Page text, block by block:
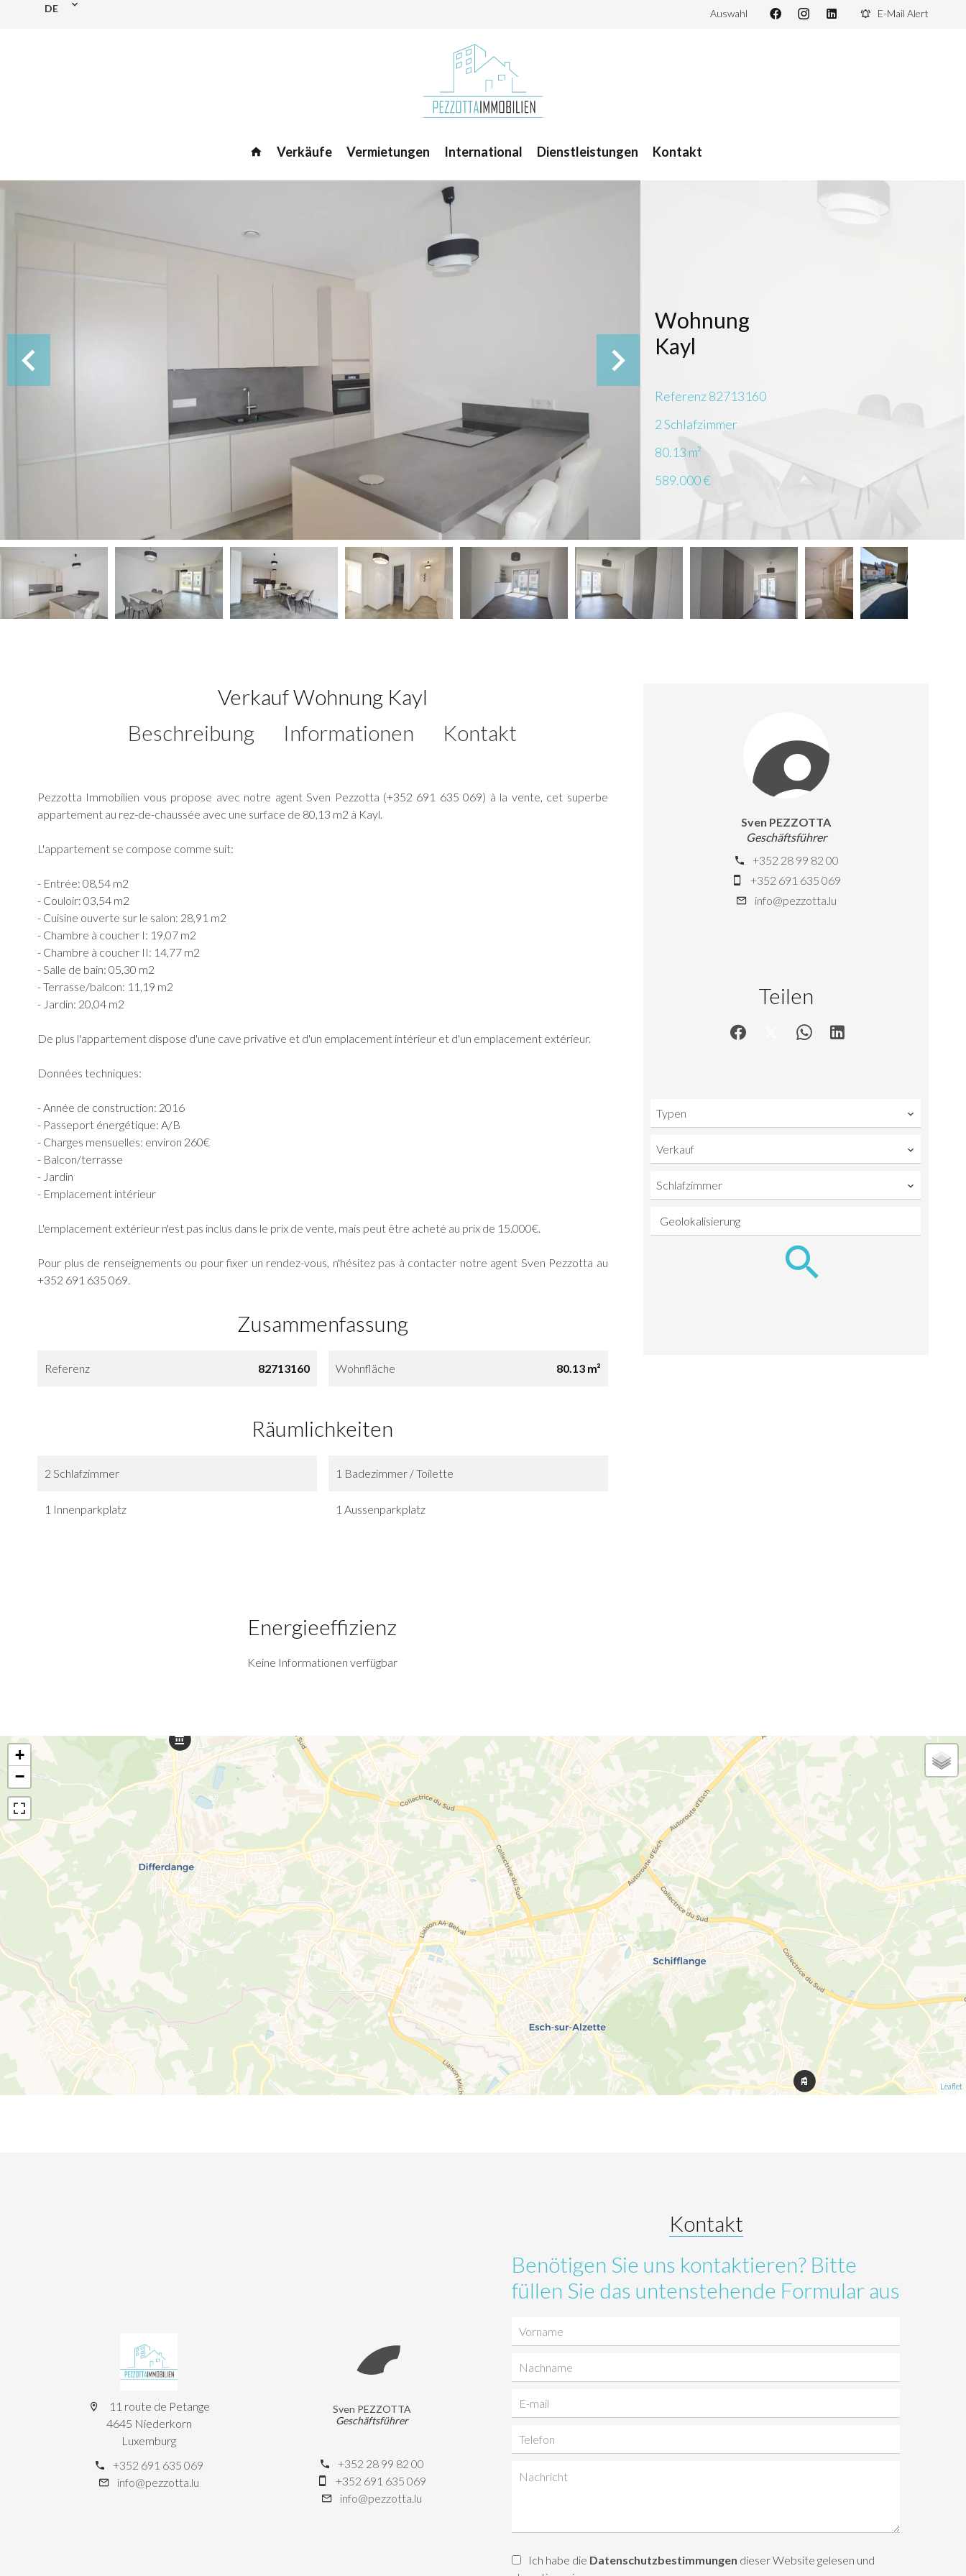
DE Auswahl E-Mail Alert
Verkäufe Vermietungen International Dienstleistungen Kontakt
Wohnung
Kayl
Referenz82713160
2 Schlafzimmer
80.13 m²
589.000 €
Verkauf Wohnung Kayl
Beschreibung
Informationen Kontakt
Pezzotta Immobilien vous propose avec notre agent Sven Pezzotta (+352 691 635 069) à la vente, cet superbe
appartement au rez-de-chaussée avec une surface de 80,13 m2 à Kayl.
L'appartement se compose comme suit:
- Entrée: 08,54 m2
- Couloir: 03,54 m2
- Cuisine ouverte sur le salon: 28,91 m2
- Chambre à coucher I: 19,07 m2
- Chambre à coucher II: 14,77 m2
- Salle de bain: 05,30 m2
- Terrasse/balcon: 11,19 m2
- Jardin: 20,04 m2
De plus l'appartement dispose d'une cave privative et d'un emplacement intérieur et d'un emplacement extérieur.
Données techniques:
- Année de construction: 2016
- Passeport énergétique: A/B
- Charges mensuelles: environ 260€
- Balcon/terrasse
- Jardin
- Emplacement intérieur
L'emplacement extérieur n'est pas inclus dans le prix de vente, mais peut être acheté au prix de 15.000€.
Pour plus de renseignements ou pour fixer un rendez-vous, n'hésitez pas à contacter notre agent Sven Pezzotta au
+352 691 635 069.
Zusammenfassung
Referenz 82713160 Wohnfläche 80.13 m²
Räumlichkeiten
2 Schlafzimmer 1 Badezimmer / Toilette
1 Innenparkplatz 1 Aussenparkplatz
Energieeffizienz
Keine Informationen verfügbar
Sven PEZZOTTA
Geschäftsführer
+352 28 99 82 00
+352 691 635 069
info@pezzotta.lu
Teilen
Typen
Verkauf
Schlafzimmer
Geolokalisierung
+
−
Leaflet
11 route de Petange
4645 Niederkorn
Luxemburg
+352 691 635 069
info@pezzotta.lu
Sven PEZZOTTA
Geschäftsführer
+352 28 99 82 00
+352 691 635 069
info@pezzotta.lu
Benötigen Sie uns kontaktieren? Bitte
füllen Sie das untenstehende Formular aus
Kontakt
Ich habe die Datenschutzbestimmungen dieser Website gelesen und